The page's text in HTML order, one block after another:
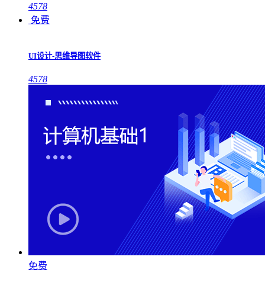
4578
免费
UI设计-思维导图软件
4578
免费